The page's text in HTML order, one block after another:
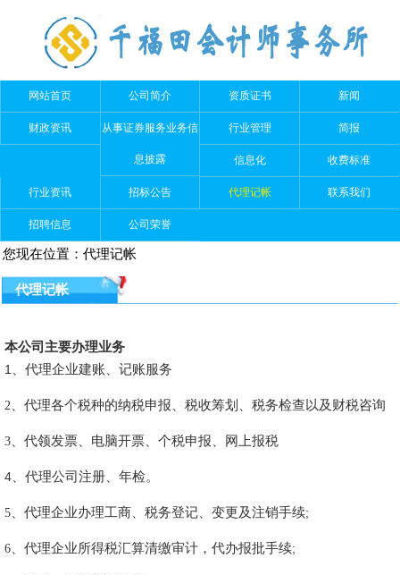
网站首页 公司简介 资质证书 新闻
财政资讯 从事证券服务业务信
息披露
行业管理 简报
信息化 收费标准
行业资讯 招标公告 代理记帐 联系我们
招聘信息 公司荣誉
您现在位置： 代理记帐
代理记帐
本公司主要办理业务
1
、代理企业建账、记账服务
2 、代理各个税种的纳税申报 、税收筹划、税务检查以及财税咨询
3 、代领发票、电脑开票、个税申报、网上报税
4 、代理公司注册 、年检。
5 、代理企业办理工商、税务登记、变更及注销手续;
6 、代理企业所得税汇算清缴审计，代办报批手续;